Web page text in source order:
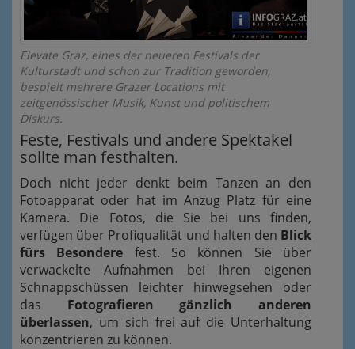
Elevate Graz, eines der neueren Festivals der
Kulturstadt und schon zur Tradition geworden,
bespielt mehrere Grazer Locations mit
zeitgenössischer Musik, Kunst und politischem
Diskurs.
Feste, Festivals und andere Spektakel
sollte man festhalten.
Doch nicht jeder denkt beim Tanzen an den
Fotoapparat oder hat im Anzug Platz für eine
Kamera. Die Fotos, die Sie bei uns finden,
verfügen über Profiqualität und halten den Blick
fürs Besondere fest. So können Sie über
verwackelte Aufnahmen bei Ihren eigenen
Schnappschüssen leichter hinwegsehen oder
das Fotografieren gänzlich anderen
überlassen, um sich frei auf die Unterhaltung
konzentrieren zu können.